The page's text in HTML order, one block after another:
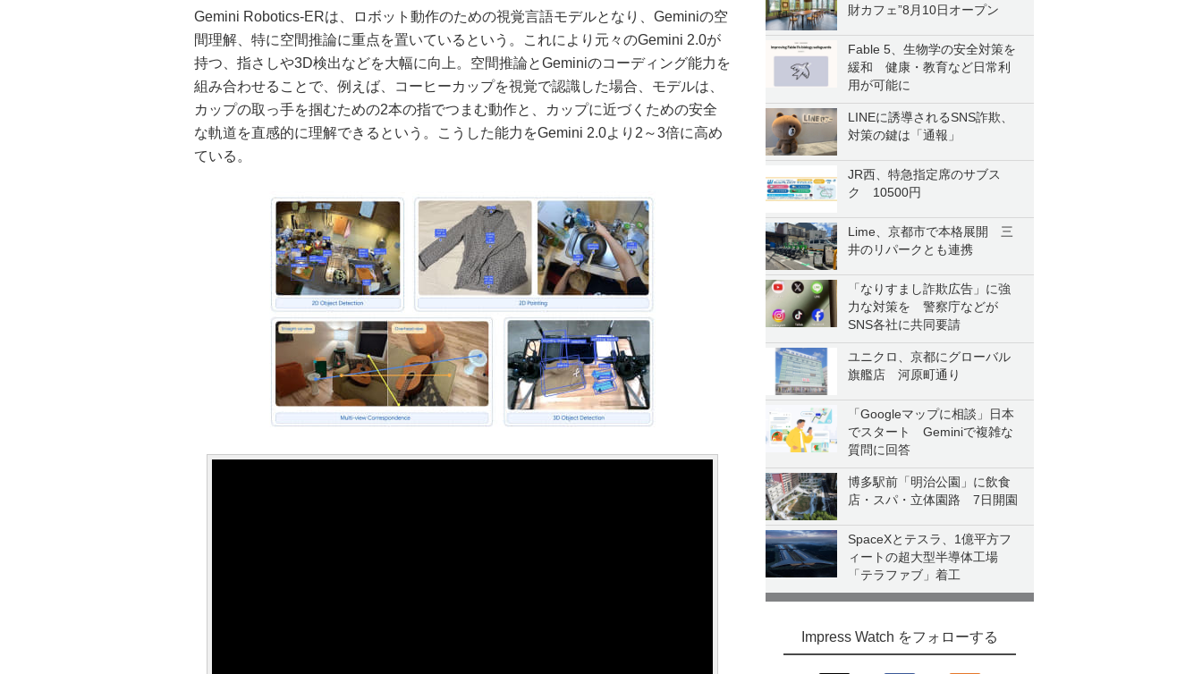
財カフェ”8月10日オープン
Fable 5、生物学の安全対策を
緩和 健康・教育など日常利
用が可能に
LINEに誘導されるSNS詐欺、
対策の鍵は「通報」
JR西、特急指定席のサブス
ク 10500円
Lime、京都市で本格展開 三
井のリパークとも連携
「なりすまし詐欺広告」に強
力な対策を 警察庁などが
SNS各社に共同要請
ユニクロ、京都にグローバル
旗艦店 河原町通り
「Googleマップに相談」日本
でスタート Geminiで複雑な
質問に回答
博多駅前「明治公園」に飲食
店・スパ・立体園路 7日開園
SpaceXとテスラ、1億平方フ
ィートの超大型半導体工場
「テラファブ」着工
Impress Watch をフォローする
Gemini Robotics-ERは、ロボット動作のための視覚言語モデルとなり、Geminiの空
間理解、特に空間推論に重点を置いているという。これにより元々のGemini 2.0が
持つ、指さしや3D検出などを大幅に向上。空間推論とGeminiのコーディング能力を
組み合わせることで、例えば、コーヒーカップを視覚で認識した場合、モデルは、
カップの取っ手を掴むための2本の指でつまむ動作と、カップに近づくための安全
な軌道を直感的に理解できるという。こうした能力をGemini 2.0より2～3倍に高め
ている。